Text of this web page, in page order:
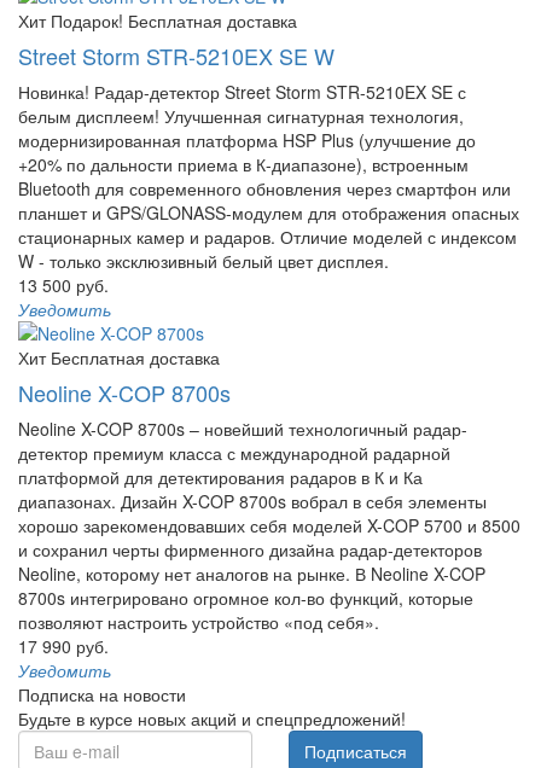
Хит Подарок! Бесплатная доставка
Street Storm STR-5210EX SE W
Новинка! Радар-детектор Street Storm STR-5210EX SE с
белым дисплеем! Улучшенная сигнатурная технология,
модернизированная платформа HSP Plus (улучшение до
+20% по дальности приема в К-диапазоне), встроенным
Bluetooth для современного обновления через смартфон или
планшет и GPS/GLONASS-модулем для отображения опасных
стационарных камер и радаров. Отличие моделей с индексом
W - только эксклюзивный белый цвет дисплея.
13 500 руб.
Уведомить
Хит Бесплатная доставка
Neoline X-COP 8700s
Neoline X-COP 8700s – новейший технологичный радар-
детектор премиум класса с международной радарной
платформой для детектирования радаров в К и Ка
диапазонах. Дизайн X-COP 8700s вобрал в себя элементы
хорошо зарекомендовавших себя моделей X-COP 5700 и 8500
и сохранил черты фирменного дизайна радар-детекторов
Neoline, которому нет аналогов на рынке. В Neoline X-COP
8700s интегрировано огромное кол-во функций, которые
позволяют настроить устройство «под себя».
17 990 руб.
Уведомить
Подписка на новости
Будьте в курсе новых акций и спецпредложений!
Подписаться